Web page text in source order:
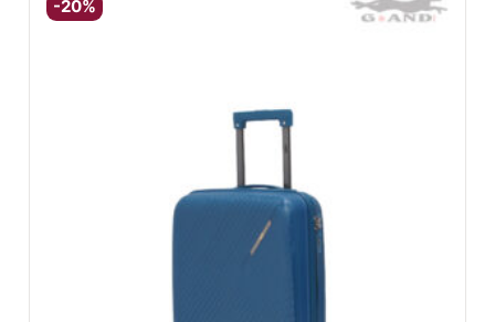
-20%